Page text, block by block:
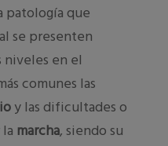
patología que
se presenten
en el
comunes las
y las dificultades o
marcha, siendo su